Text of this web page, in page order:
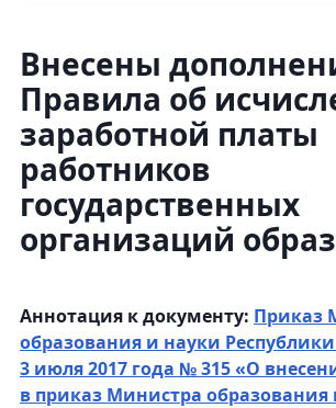
Внесены
Правила об
заработной платы
работников
государственных
организаций
Аннотация к документу: Приказ
образования и науки
3 июля 2017 года № 315 «О
в приказ Министра образования